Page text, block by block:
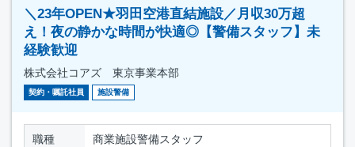
＼23年OPEN★羽田空港直結施設／月収30万超
え！夜の静かな時間が快適◎【警備スタッフ】未
経験歓迎
株式会社コアズ 東京事業本部
契約・嘱託社員 施設警備
職種 商業施設警備スタッフ